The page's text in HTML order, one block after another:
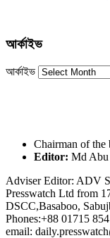
আর্কাইভ
আর্কাইভ
Chairman of
Editor: Md Abu
Adviser Editor: ADV
Presswatch Ltd from
DSCC,Basaboo,
Phones:+88 01715
email: